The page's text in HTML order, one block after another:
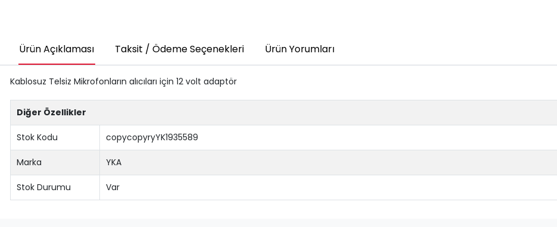
Ürün Açıklaması Taksit / Ödeme Seçenekleri Ürün Yorumları
Kablosuz Telsiz Mikrofonların alıcıları için 12 volt adaptör
Diğer Özellikler
Stok Kodu copycopyryYK1935589
Marka YKA
Stok Durumu Var